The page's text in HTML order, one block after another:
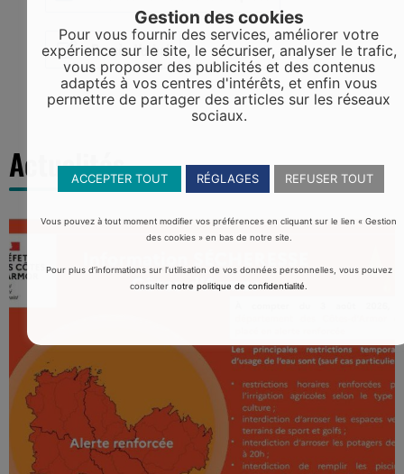
Procès Verbal
Actualités
Gestion des cookies
Pour vous fournir des services, améliorer votre
expérience sur le site, le sécuriser, analyser le trafic,
vous proposer des publicités et des contenus
adaptés à vos centres d'intérêts, et enfin vous
permettre de partager des articles sur les réseaux
sociaux.
ACCEPTER TOUT RÉGLAGES REFUSER TOUT
Vous pouvez à tout moment modifier vos préférences en cliquant sur le lien « Gestion
des cookies » en bas de notre site.
Pour plus d’informations sur l’utilisation de vos données personnelles, vous pouvez
consulternotre politique de confidentialité